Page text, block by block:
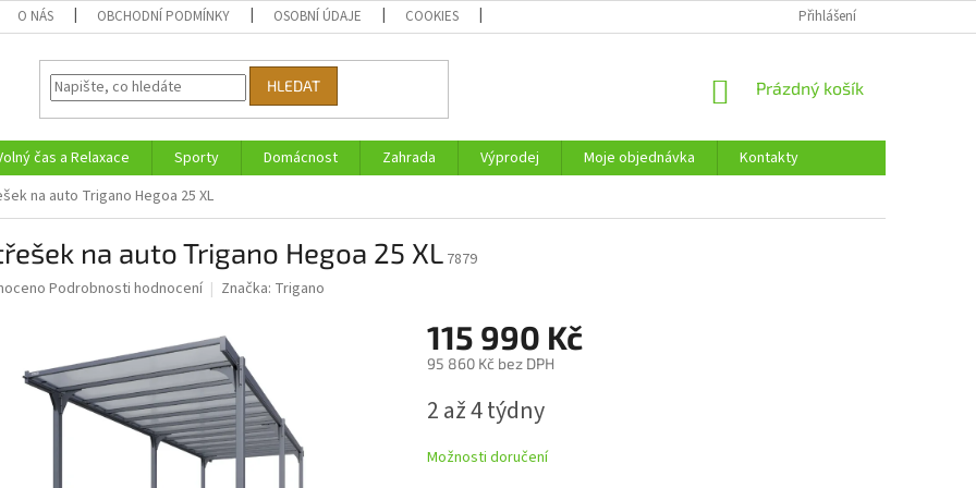
O NÁS OBCHODNÍ PODMÍNKY OSOBNÍ ÚDAJE COOKIES Přihlášení
HLEDAT
NÁKUPNÍ
Prázdný košík
čas a Relaxace Sporty Domácnost Zahrada Výprodej Moje objednávka
Kontakty
na auto Trigano Hegoa 25 XL
na auto Trigano Hegoa 25 XL7879
Podrobnosti hodnocení Značka: Trigano
115 990 Kč
95 860 Kč bez DPH
cena:
2 až 4 týdny
Možnosti doručení